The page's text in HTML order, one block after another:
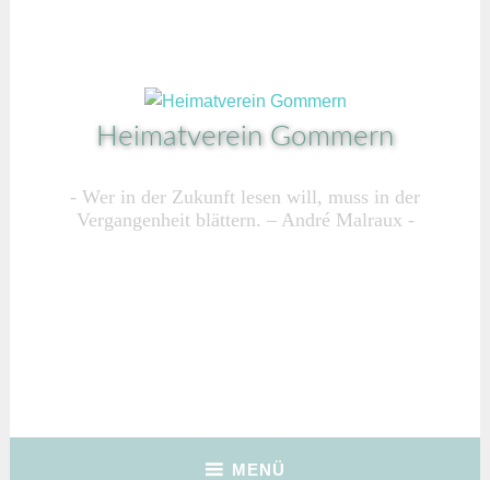
Heimatverein Gommern
Wer in der Zukunft lesen will, muss in der
Vergangenheit blättern. – André Malraux
MENÜ